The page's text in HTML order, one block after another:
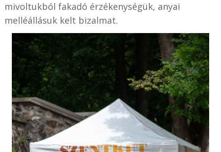
mivoltukból fakadó érzékenységük, anyai
melléállásuk kelt bizalmat.